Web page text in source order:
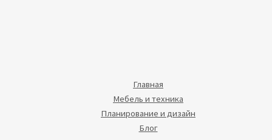
Главная
Мебель и техника
Планирование и дизайн
Блог